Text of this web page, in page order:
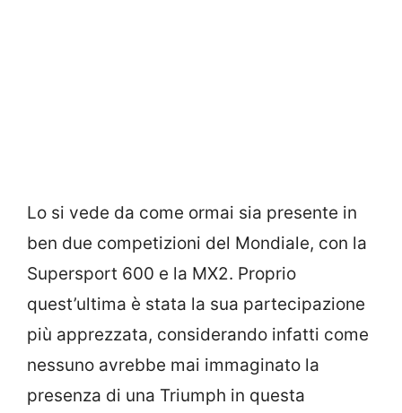
Lo si vede da come ormai sia presente in
ben due competizioni del Mondiale, con la
Supersport 600 e la MX2. Proprio
quest’ultima è stata la sua partecipazione
più apprezzata, considerando infatti come
nessuno avrebbe mai immaginato la
presenza di una Triumph in questa